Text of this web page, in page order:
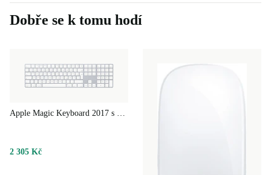
Dobře se k tomu hodí
Apple Magic Keyboard 2017 s numerickou klávesnicí
2 305 Kč